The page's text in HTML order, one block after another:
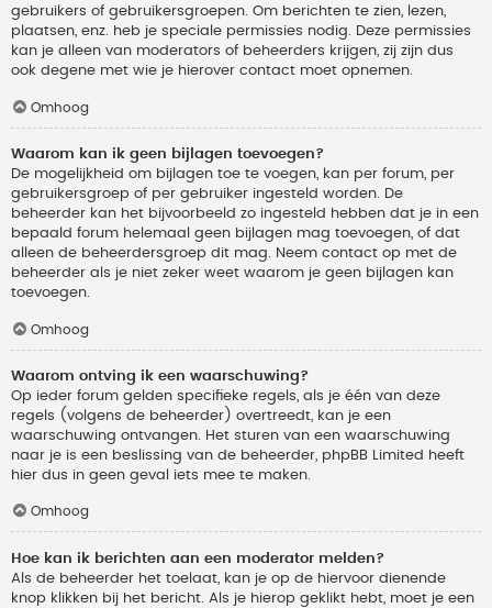
gebruikers of gebruikersgroepen. Om berichten te zien, lezen,
plaatsen, enz. heb je speciale permissies nodig. Deze permissies
kan je alleen van moderators of beheerders krijgen, zij zijn dus
ook degene met wie je hierover contact moet opnemen.
Omhoog
Waarom kan ik geen bijlagen toevoegen?
De mogelijkheid om bijlagen toe te voegen, kan per forum, per
gebruikersgroep of per gebruiker ingesteld worden. De
beheerder kan het bijvoorbeeld zo ingesteld hebben dat je in een
bepaald forum helemaal geen bijlagen mag toevoegen, of dat
alleen de beheerdersgroep dit mag. Neem contact op met de
beheerder als je niet zeker weet waarom je geen bijlagen kan
toevoegen.
Omhoog
Waarom ontving ik een waarschuwing?
Op ieder forum gelden specifieke regels, als je één van deze
regels (volgens de beheerder) overtreedt, kan je een
waarschuwing ontvangen. Het sturen van een waarschuwing
naar je is een beslissing van de beheerder, phpBB Limited heeft
hier dus in geen geval iets mee te maken.
Omhoog
Hoe kan ik berichten aan een moderator melden?
Als de beheerder het toelaat, kan je op de hiervoor dienende
knop klikken bij het bericht. Als je hierop geklikt hebt, moet je een